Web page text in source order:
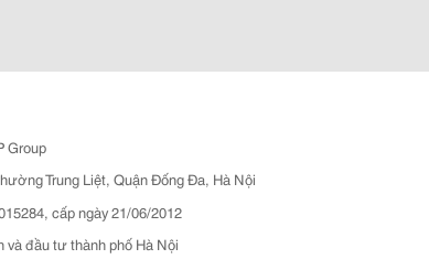
Group
Trung Liệt, Quận Đống Đa, Hà Nội
cấp ngày 21/06/2012
đầu tư thành phố Hà Nội